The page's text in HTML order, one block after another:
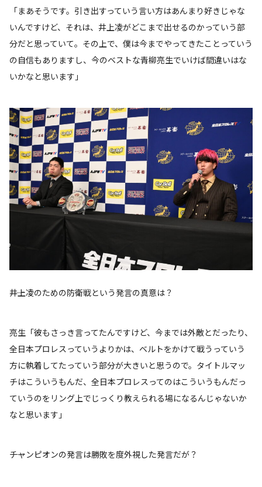
「まあそうです。引き出すっていう言い方はあんまり好きじゃな
いんですけど、それは、井上凌がどこまで出せるのかっていう部
分だと思っていて。その上で、僕は今までやってきたことっていう
の自信もありますし、今のベストな青柳亮生でいけば間違いはな
いかなと思います」
――井上凌のための防衛戦という発言の真意は？
亮生「彼もさっき言ってたんですけど、今までは外敵とだったり、
全日本プロレスっていうよりかは、ベルトをかけて戦うっていう
方に執着してたっていう部分が大きいと思うので。タイトルマッ
チはこういうもんだ、全日本プロレスってのはこういうもんだっ
ていうのをリング上でじっくり教えられる場になるんじゃないか
なと思います」
――チャンピオンの発言は勝敗を度外視した発言だが？